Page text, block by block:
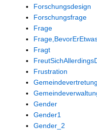
Forschungsdesign
Forschungsfrage
Frage
Fragt
Frustration
Gender
Gender1
Gender_2